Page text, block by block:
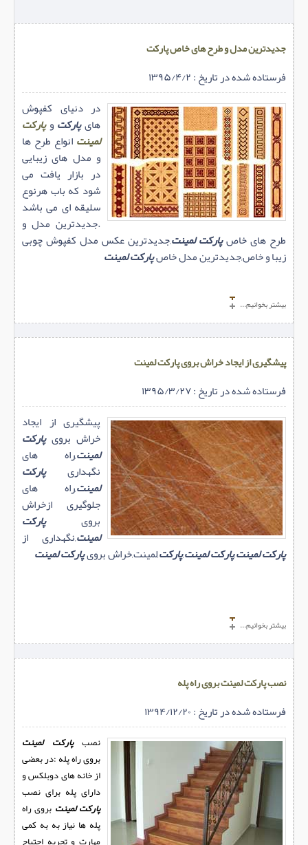
جدیدترین مدل و طرح های خاص پارکت
فرستاده شده در تاریخ : ۱۳۹۵/۴/۲
در دنیای کفپوش
هایپارکت وپارکت
لمینت انواع طرح ها
و مدل های زیبایی
در بازار یافت می
شود که باب هرنوع
سلیقه ای می باشد
.جدیدترین مدل و
طرح های خاصپارکت لمینت,جدیدترین عکس مدل کفپوش چوبی
زیبا و خاص,جدیدترین مدل خاصپارکت لمینت
بیشتر بخوانیم...
پیشگیری از ایجاد خراش بروی پارکت لمینت
فرستاده شده در تاریخ : ۱۳۹۵/۳/۲۷
پیشگیری از ایجاد
خراش برویپارکت
لمینت,راه های
نگهداریپارکت
لمینت,راه های
جلوگیری ازخراش
بروی پارکت
لمینت,نگهداری از
پارکت لمینت,پارکت لمینت,پارکت,لمینت,خراش برویپارکت لمینت
بیشتر بخوانیم...
نصب پارکت لمینت بروی راه پله
فرستاده شده در تاریخ : ۱۳۹۴/۱۲/۲۰
نصبپارکت لمینت
بروی راه پله :در بعضی
از خانه های دوبلکس و
دارای پله برای نصب
پارکت لمینت بروی راه
پله ها نیاز به به کمی